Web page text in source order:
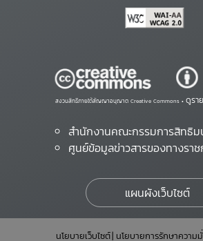
สงวนสิทธิ์ภายใต้สัญญาอนุญาต Creative Commons • ดูรา
สำนักงานคณะกรรมการสิทธิ
ศูนย์ข้อมูลข่าวสารของทางราช
แผนผังเว็บไซต์
นโยบายเว็บไซต์ นโยบายการรักษาควา